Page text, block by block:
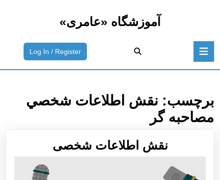
آموزشگاه «عامری»
Log In / Register
به
سیستم
نام
برچسب: نقش اطلاعات شخصي
مصاحبه گر
نقش اطلاعات شخصی
اطلاعات
شخصی